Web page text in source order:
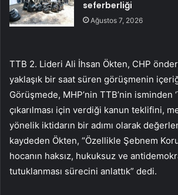
seferberliği
Ağustos 7, 2026
TTB 2. Lideri Ali İhsan Ökten, CHP
yaklaşık bir saat süren görüşmenin
Görüşmede, MHP’nin TTB’nin isminden
çıkarılması için verdiği kanun teklifini,
yönelik iktidarın bir adımı olarak
kaydeden Ökten, “Özellikle Şebnem
hocanın haksız, hukuksuz ve
tutuklanması sürecini anlattık” dedi.